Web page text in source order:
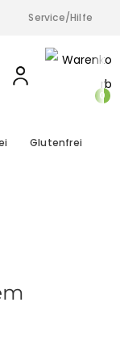
Service/Hilfe
0
Glutenfrei